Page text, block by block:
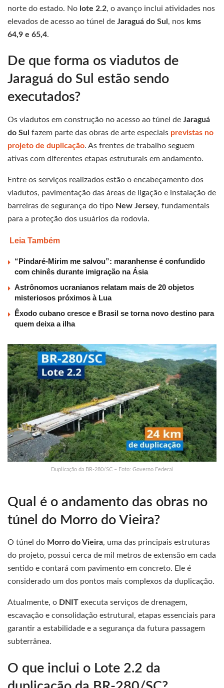
norte do estado. No lote 2.2, o avanço inclui atividades nos
elevados de acesso ao túnel de Jaraguá do Sul , nos kms
64,9 e 65,4.
De que forma os viadutos de
Jaraguá do Sul estão sendo
executados?
Os viadutos em construção no acesso ao túnel de Jaraguá
do Sul fazem parte das obras de arte especiais previstas no
projeto de duplicação. As frentes de trabalho seguem
ativas com diferentes etapas estruturais em andamento.
Entre os serviços realizados estão o encabeçamento dos
viadutos, pavimentação das áreas de ligação e instalação de
barreiras de segurança do tipo New Jersey, fundamentais
para a proteção dos usuários da rodovia.
Leia Também
“Pindaré-Mirim me salvou”: maranhense é confundido
com chinês durante imigração na Ásia
Astrônomos ucranianos relatam mais de 20 objetos
misteriosos próximos à Lua
Êxodo cubano cresce e Brasil se torna novo destino para
quem deixa a ilha
Duplicação da BR-280/SC – Foto: Governo Federal
Qual é o andamento das obras no
túnel do Morro do Vieira?
O túnel do Morro do Vieira, uma das principais estruturas
do projeto, possui cerca de mil metros de extensão em cada
sentido e contará com pavimento em concreto. Ele é
considerado um dos pontos mais complexos da duplicação.
Atualmente, o DNIT executa serviços de drenagem,
escavação e consolidação estrutural, etapas essenciais para
garantir a estabilidade e a segurança da futura passagem
subterrânea.
O que inclui o Lote 2.2 da